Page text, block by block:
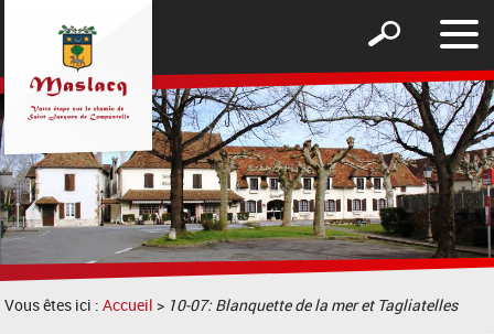
le
Afficher
formulaire
de
recherche
Vous êtes ici :Accueil > 10-07: Blanquette de la mer et Tagliatelles